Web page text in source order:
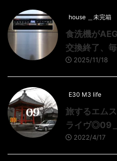
house ＿未完箱
食洗機が
交換終了、
2025/11/18
E30 M3 life
旅するエム
ライヴ◎09
2022/4/17